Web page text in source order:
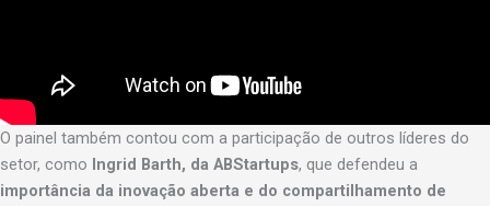
O painel também contou com a participação de outros líderes do
setor, como Ingrid Barth, da ABStartups, que defendeu a
importância da inovação aberta e do compartilhamento de